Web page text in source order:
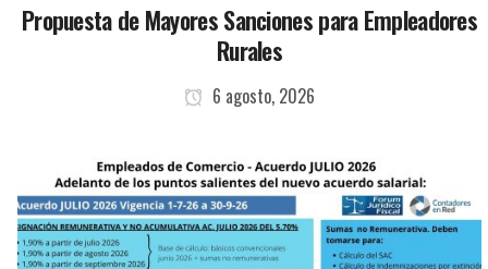
Propuesta de Mayores Sanciones para Empleadores
Rurales
6 agosto, 2026